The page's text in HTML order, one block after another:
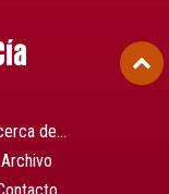
de…
Archivo